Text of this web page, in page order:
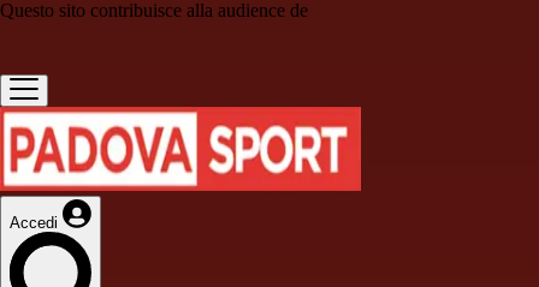
Questo sito contribuisce alla audience de
Accedi